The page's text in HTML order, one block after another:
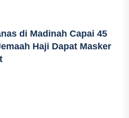
di Madinah Capai 45
Haji Dapat Masker